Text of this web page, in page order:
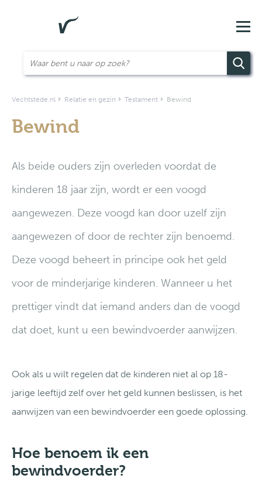
Vechtstede.nl Relatie en gezin Testament Bewind
Bewind
Als beide ouders zijn overleden voordat de
kinderen 18 jaar zijn, wordt er een voogd
aangewezen. Deze voogd kan door uzelf zijn
aangewezen of door de rechter zijn benoemd.
Deze voogd beheert in principe ook het geld
voor de minderjarige kinderen. Wanneer u het
prettiger vindt dat iemand anders dan de voogd
dat doet, kunt u een bewindvoerder aanwijzen.
Ook als u wilt regelen dat de kinderen niet al op 18-
jarige leeftijd zelf over het geld kunnen beslissen, is het
aanwijzen van een bewindvoerder een goede oplossing.
Hoe benoem ik een
bewindvoerder?